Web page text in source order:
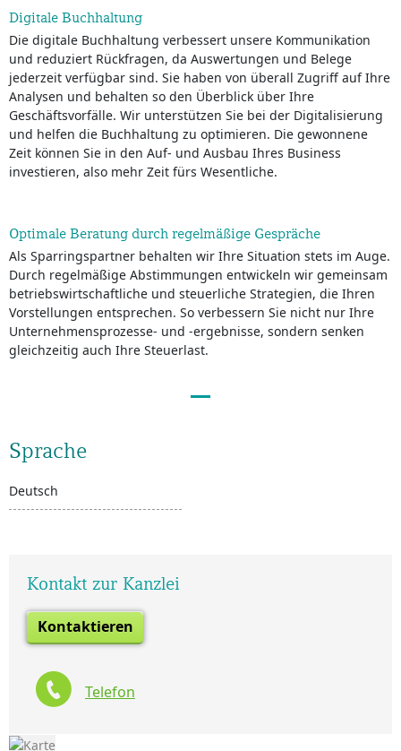
Digitale Buchhaltung
Die digitale Buchhaltung verbessert unsere Kommunikation
und reduziert Rückfragen, da Auswertungen und Belege
jederzeit verfügbar sind. Sie haben von überall Zugriff auf Ihre
Analysen und behalten so den Überblick über Ihre
Geschäftsvorfälle. Wir unterstützen Sie bei der Digitalisierung
und helfen die Buchhaltung zu optimieren. Die gewonnene
Zeit können Sie in den Auf- und Ausbau Ihres Business
investieren, also mehr Zeit fürs Wesentliche.
Optimale Beratung durch regelmäßige Gespräche
Als Sparringspartner behalten wir Ihre Situation stets im Auge.
Durch regelmäßige Abstimmungen entwickeln wir gemeinsam
betriebswirtschaftliche und steuerliche Strategien, die Ihren
Vorstellungen entsprechen. So verbessern Sie nicht nur Ihre
Unternehmensprozesse- und -ergebnisse, sondern senken
gleichzeitig auch Ihre Steuerlast.
Sprache
Deutsch
Kontakt zur Kanzlei
Kontaktieren
Telefon